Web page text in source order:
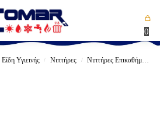
0
Είδη Υγιεινής / Νιπτήρες / Νιπτήρες Επικαθήμενοι